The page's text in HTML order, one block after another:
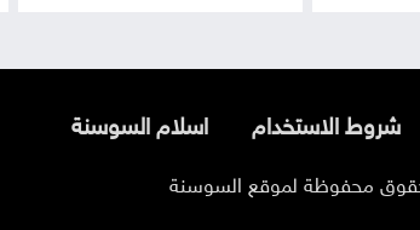
شروط الاستخدام اسلام السوسنة